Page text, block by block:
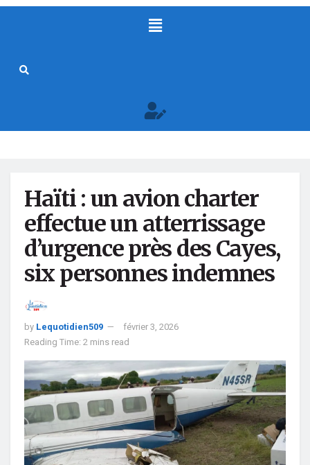
Haïti : un avion charter
effectue un atterrissage
d’urgence près des Cayes,
six personnes indemnes
by Lequotidien509
février 3, 2026
Reading Time: 2 mins read